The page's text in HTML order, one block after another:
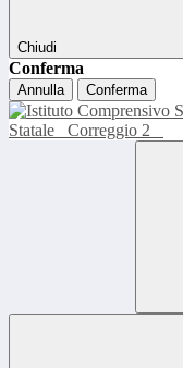
Chiudi
Conferma
Annulla Conferma
Statale
Correggio 2